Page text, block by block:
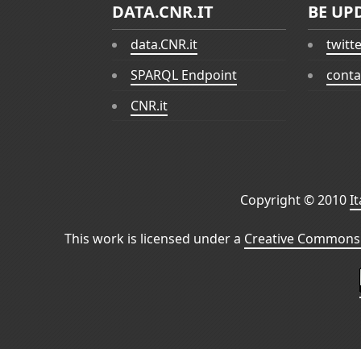
DATA.CNR.IT
data.CNR.it
SPARQL Endpoint
CNR.it
BE
Copyright © 2010
This work is licensed under a Creative